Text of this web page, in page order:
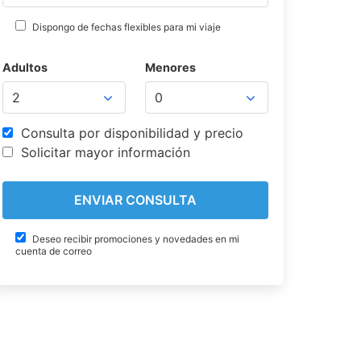
Dispongo de fechas flexibles para mi viaje
Adultos Menores
Consulta por disponibilidad y precio
Solicitar mayor información
Deseo recibir promociones y novedades en mi
cuenta de correo